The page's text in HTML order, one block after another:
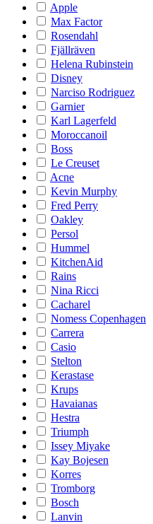
Apple
Max Factor
Rosendahl
Fjällräven
Helena Rubinstein
Disney
Narciso Rodriguez
Garnier
Karl Lagerfeld
Moroccanoil
Boss
Le Creuset
Acne
Kevin Murphy
Fred Perry
Oakley
Persol
Hummel
KitchenAid
Rains
Nina Ricci
Cacharel
Nomess Copenhagen
Carrera
Casio
Stelton
Kerastase
Krups
Havaianas
Hestra
Triumph
Issey Miyake
Kay Bojesen
Korres
Tromborg
Bosch
Lanvin